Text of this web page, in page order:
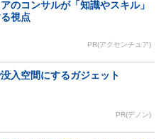
のコンサルが「知識やスキル」
視点
PR(アクセンチュア)
入空間にするガジェット
PR(デノン)